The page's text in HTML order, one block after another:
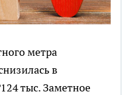
метра
в
тыс. Заметное